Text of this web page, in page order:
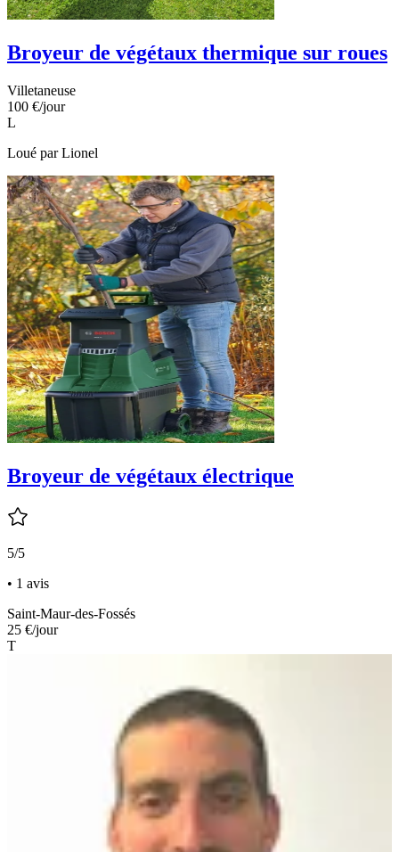
Broyeur de végétaux thermique sur roues
Villetaneuse
100 €/jour
L
Loué parLionel
Broyeur de végétaux électrique
5/5
• 1 avis
Saint-Maur-des-Fossés
25 €/jour
T